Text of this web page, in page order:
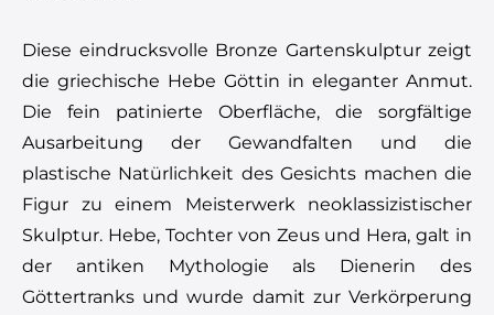
Diese eindrucksvolle Bronze Gartenskulptur zeigt
die griechische Hebe Göttin in eleganter Anmut.
Die fein patinierte Oberfläche, die sorgfältige
Ausarbeitung der Gewandfalten und die
plastische Natürlichkeit des Gesichts machen die
Figur zu einem Meisterwerk neoklassizistischer
Skulptur. Hebe, Tochter von Zeus und Hera, galt in
der antiken Mythologie als Dienerin des
Göttertranks und wurde damit zur Verkörperung